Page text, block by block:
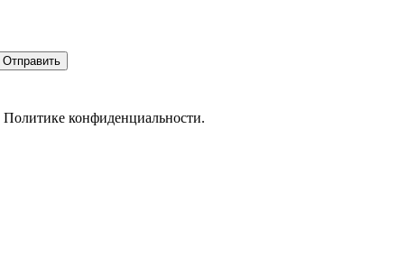
Отправить
Политике конфиденциальности.